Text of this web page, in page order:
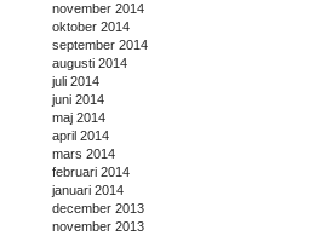
november 2014
oktober 2014
september 2014
augusti 2014
juli 2014
juni 2014
maj 2014
april 2014
mars 2014
februari 2014
januari 2014
december 2013
november 2013